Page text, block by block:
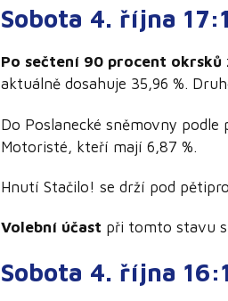
Sobota 4. října
Po sečtení 90 procent okrsků
aktuálně dosahuje 35,96 %.
Do Poslanecké sněmovny
Motoristé, kteří mají 6,87 %.
Hnutí Stačilo! se drží pod
Volební účast při tomto stavu
Sobota 4. října